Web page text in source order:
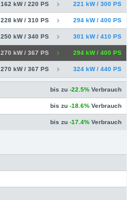
221 kW / 300 PS
162 kW / 220 PS
294 kW / 400 PS
228 kW / 310 PS
301 kW / 410 PS
250 kW / 340 PS
294 kW / 400 PS
270 kW / 367 PS
324 kW / 440 PS
270 kW / 367 PS
bis zu -22.5% Verbrauch
bis zu -18.6% Verbrauch
bis zu -17.4% Verbrauch